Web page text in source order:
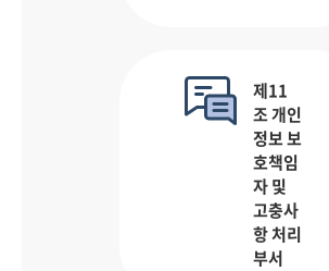
제11
조 개인
정보 보
호책임
자 및
고충사
항 처리
부서